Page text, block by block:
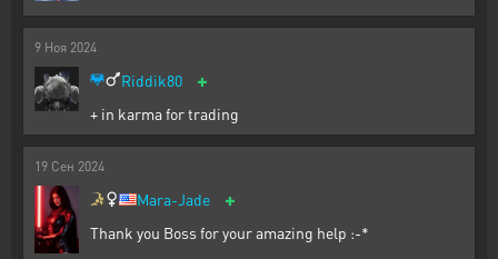
9 Ноя 2024
Riddik80 +
+ in karma for trading
19 Сен 2024
Mara-Jade +
Thank you Boss for your amazing help :-*